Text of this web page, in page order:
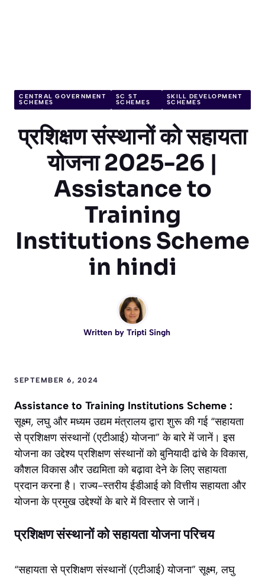
CENTRAL GOVERNMENT
SCHEMES
SC ST
SCHEMES
SKILL DEVELOPMENT
SCHEMES
प्रशिक्षण संस्थानों को सहायता
योजना 2025-26 |
Assistance to
Training
Institutions Scheme
in hindi
Written by Tripti Singh
SEPTEMBER 6, 2024
Assistance to Training Institutions Scheme :
सूक्ष्म, लघु और मध्यम उद्यम मंत्रालय द्वारा शुरू की गई “सहायता
से प्रशिक्षण संस्थानों (एटीआई) योजना” के बारे में जानें। इस
योजना का उद्देश्य प्रशिक्षण संस्थानों को बुनियादी ढांचे के विकास,
कौशल विकास और उद्यमिता को बढ़ावा देने के लिए सहायता
प्रदान करना है। राज्य-स्तरीय ईडीआई को वित्तीय सहायता और
योजना के प्रमुख उद्देश्यों के बारे में विस्तार से जानें।
प्रशिक्षण संस्थानों को सहायता योजना परिचय
“सहायता से प्रशिक्षण संस्थानों (एटीआई) योजना” सूक्ष्म, लघु